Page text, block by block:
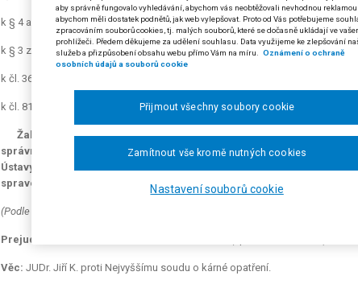
k § 4 a § 46 odst. 1 písm. a) soudního řádu správního
k § 3 zákona č. 7/2002 Sb., o řízení ve věcech soudců a státních zástupců
k čl. 36 odst. 1 Listiny základních práv a svobod
k čl. 81 Ústavy České republiky
Žalobu proti rozhodnutí Nejvyššího soudu ve věci řízení
správním soudnictví meritorně projednat pro nedostatek jeho
Ústavy České republiky, splňujícím požadavky čl. 36 Listiny
spravedlivý proces).
(Podle usnesení Krajského soudu v Brně ze dne 29. 11. 2007, čj. 29 Ca 188/
Prejudikatura:
Věc: JUDr. Jiří K. proti Nejvyššímu soudu o kárné opatření.
aby správně fungovalo vyhledávání, abychom vás neobtěžovali nevhodnou reklamou
abychom měli dostatek podnětů, jak web vylepšovat. Proto od Vás potřebujeme
zpracováním souborů cookies, tj. malých souborů, které se dočasně ukládají ve
prohlížeči. Předem děkujeme za udělení souhlasu. Data využijeme ke zlepšování
služeb a přizpůsobení obsahu webu přímo Vám na míru.
Oznámení o ochraně
osobních údajů a souborů cookie
Nastavení souborů cookie
Zamítnout vše kromě nutných cookies
Přijmout všechny soubory cookie